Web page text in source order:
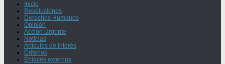
Inicio
Resoluciones
Derechos Humanos
Opinión
Acción Urgente
Noticias
Artículos de interés
Criterios
Enlaces externos